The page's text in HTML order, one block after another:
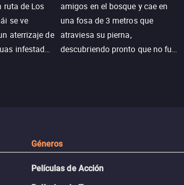
ruta de Los
se ve
aterrizaje de
infestadas
amigos en el bosque y cae en
una fosa de 3 metros que
atraviesa su pierna,
descubriendo pronto que no fue
Géneros
Películas de Acción